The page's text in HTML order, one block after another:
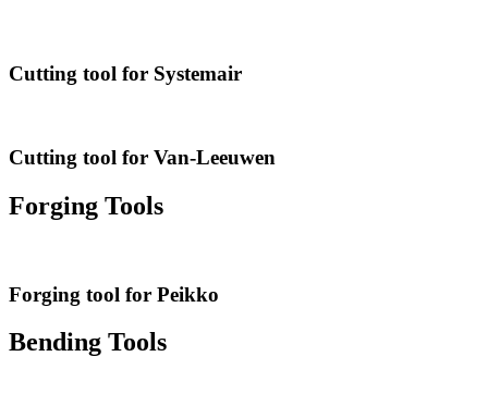
Cutting tool for Systemair
Cutting tool for Van-Leeuwen
Forging Tools
Forging tool for Peikko
Bending Tools